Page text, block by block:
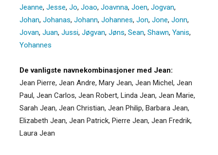
Jeanne, Jesse, Jo, Joao, Joavnna, Joen, Jogvan,
Johan, Johanas, Johann, Johannes, Jon, Jone, Jonn,
Jovan, Juan, Jussi, Jøgvan, Jøns, Sean, Shawn, Yanis,
Yohannes
De vanligste navnekombinasjoner med Jean:
Jean Pierre, Jean Andre, Mary Jean, Jean Michel, Jean
Paul, Jean Carlos, Jean Robert, Linda Jean, Jean Marie,
Sarah Jean, Jean Christian, Jean Philip, Barbara Jean,
Elizabeth Jean, Jean Patrick, Pierre Jean, Jean Fredrik,
Laura Jean